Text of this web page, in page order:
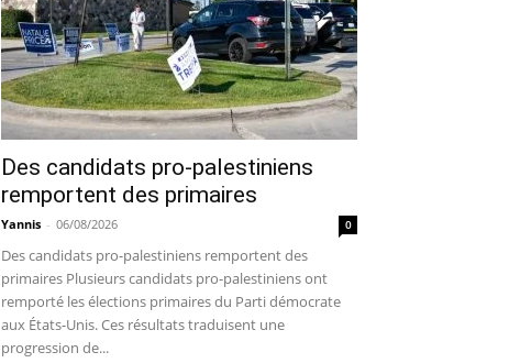
Des candidats pro-palestiniens
remportent des primaires
Yannis - 06/08/2026 0
Des candidats pro-palestiniens remportent des
primaires Plusieurs candidats pro-palestiniens ont
remporté les élections primaires du Parti démocrate
aux États-Unis. Ces résultats traduisent une
progression de...